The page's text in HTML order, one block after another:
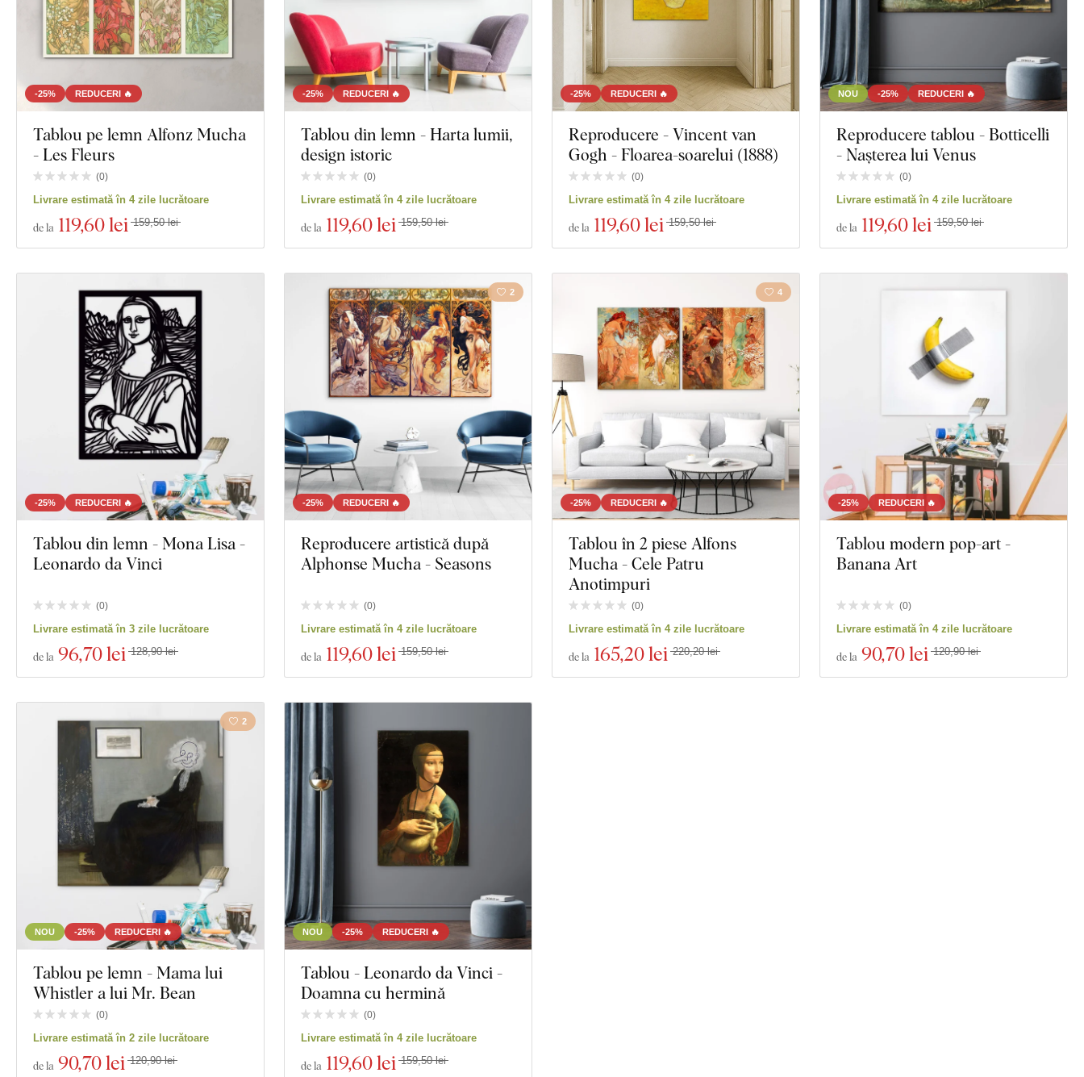
-25% REDUCERI 🔥
Tablou pe lemn Alfonz Mucha
- Les Fleurs
(0)
Livrare estimată în 4 zile lucrătoare
de la 119,60 lei 159,50 lei
-25% REDUCERI 🔥
Tablou din lemn - Harta lumii,
design istoric
(0)
Livrare estimată în 4 zile lucrătoare
de la 119,60 lei 159,50 lei
-25% REDUCERI 🔥
Reproducere - Vincent van
Gogh - Floarea-soarelui (1888)
(0)
Livrare estimată în 4 zile lucrătoare
de la 119,60 lei 159,50 lei
NOU -25% REDUCERI 🔥
Reproducere tablou - Botticelli
- Nașterea lui Venus
(0)
Livrare estimată în 4 zile lucrătoare
de la 119,60 lei 159,50 lei
-25% REDUCERI 🔥
Tablou din lemn - Mona Lisa -
Leonardo da Vinci
(0)
Livrare estimată în 3 zile lucrătoare
de la 96,70 lei 128,90 lei
-25% REDUCERI 🔥
2
Reproducere artistică după
Alphonse Mucha - Seasons
(0)
Livrare estimată în 4 zile lucrătoare
de la 119,60 lei 159,50 lei
-25% REDUCERI 🔥
4
Tablou în 2 piese Alfons
Mucha - Cele Patru
Anotimpuri
(0)
Livrare estimată în 4 zile lucrătoare
de la 165,20 lei 220,20 lei
-25% REDUCERI 🔥
Tablou modern pop-art -
Banana Art
(0)
Livrare estimată în 4 zile lucrătoare
de la 90,70 lei 120,90 lei
NOU -25% REDUCERI 🔥
2
Tablou pe lemn - Mama lui
Whistler a lui Mr. Bean
(0)
Livrare estimată în 2 zile lucrătoare
de la 90,70 lei 120,90 lei
NOU -25% REDUCERI 🔥
Tablou - Leonardo da Vinci -
Doamna cu hermină
(0)
Livrare estimată în 4 zile lucrătoare
de la 119,60 lei 159,50 lei